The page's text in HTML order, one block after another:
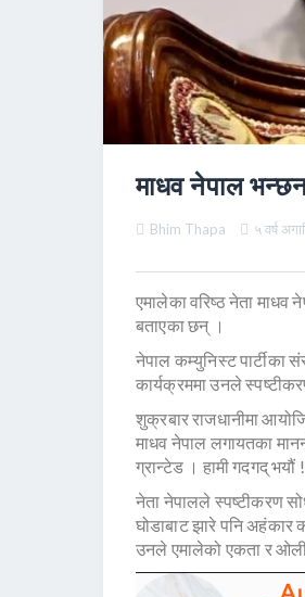
माधव नेपाल
Bhim Thapa ५ वर्ष
एमालेका वरिष्ठ नेता
बताएका छन् ।
नेपाल कम्युनिस्ट पार्टीका
कार्यक्रममा उनले
शुक्रबार राजधानीमा
माधव नेपाल लगायतका
ग्रान्टेड । हामी गदगद् भयौं
नेता नेपालले स्पष्टीकरण
घोडाबाट झारे पनि
उनले एमालेको एकता र